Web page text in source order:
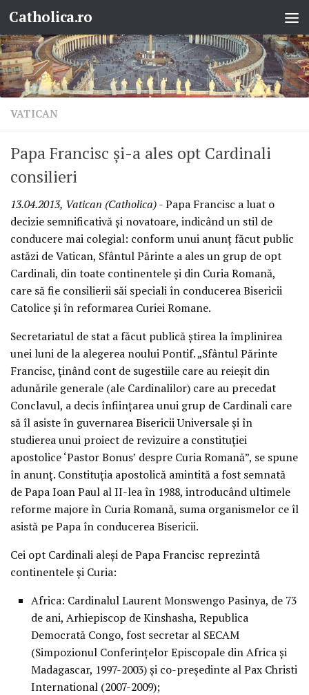
Skip to content
Catholica.ro
VATICAN
Papa Francisc şi-a ales opt Cardinali
consilieri
13.04.2013, Vatican (Catholica)- Papa Francisc a luat o
decizie semnificativă şi novatoare, indicând un stil de
conducere mai colegial: conform unui anunţ făcut public
astăzi de Vatican, Sfântul Părinte a ales un grup de opt
Cardinali, din toate continentele şi din Curia Romană,
care să fie consilierii săi speciali în conducerea Bisericii
Catolice şi în reformarea Curiei Romane.
Secretariatul de stat a făcut publică ştirea la împlinirea
unei luni de la alegerea noului Pontif. „Sfântul Părinte
Francisc, ţinând cont de sugestiile care au reieşit din
adunările generale (ale Cardinalilor) care au precedat
Conclavul, a decis înfiinţarea unui grup de Cardinali care
să îl asiste în guvernarea Bisericii Universale şi în
studierea unui proiect de revizuire a constituţiei
apostolice ‘Pastor Bonus’ despre Curia Romană”, se spune
în anunţ. Constituţia apostolică amintită a fost semnată
de Papa Ioan Paul al II-lea în 1988, introducând ultimele
reforme majore în Curia Romană, suma organismelor ce îl
asistă pe Papa în conducerea Bisericii.
Cei opt Cardinali aleşi de Papa Francisc reprezintă
continentele şi Curia:
Africa: Cardinalul Laurent Monswengo Pasinya, de 73
de ani, Arhiepiscop de Kinshasha, Republica
Democrată Congo, fost secretar al SECAM
(Simpozionul Conferinţelor Episcopale din Africa şi
Madagascar, 1997-2003) şi co-preşedinte al Pax Christi
International (2007-2009);